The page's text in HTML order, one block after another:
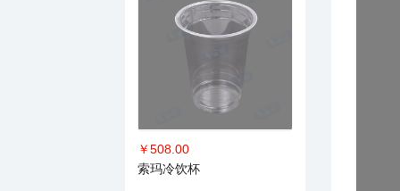
￥508.00
索玛冷饮杯